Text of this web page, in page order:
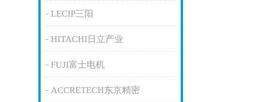
LECIP三阳
HITACHI日立产业
FUJI富士电机
ACCRETECH东京精密